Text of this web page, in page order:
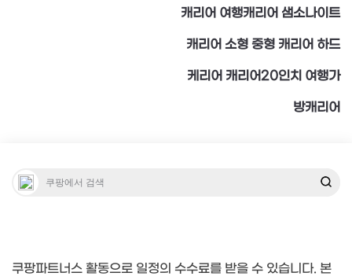
캐리어 여행캐리어 샘소나이트
캐리어 소형 중형 캐리어 하드
케리어 캐리어20인치 여행가
방캐리어
쿠팡파트너스 활동으로 일정의 수수료를 받을 수 있습니다. 본